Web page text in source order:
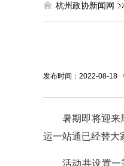
杭州政协新闻网
发布时间：2022-08-18
暑期即将迎来
运一站通已经替大
活动共设置一